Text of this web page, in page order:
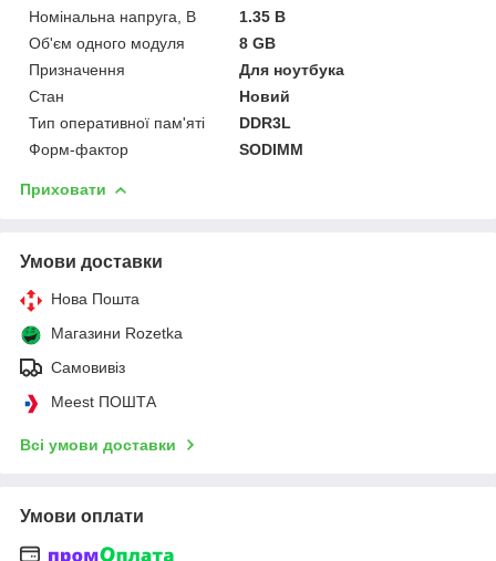
Номінальна напруга, В
1.35 В
Об'єм одного модуля
8 GB
Призначення
Для ноутбука
Стан
Новий
Тип оперативної пам'яті
DDR3L
Форм-фактор
SODIMM
Приховати
Умови доставки
Нова Пошта
Магазини Rozetka
Самовивіз
Meest ПОШТА
Всі умови доставки
Умови оплати